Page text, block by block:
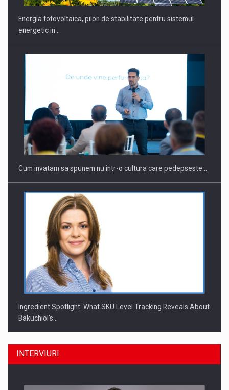
Webinar - Business Evolution-RETHINK STRATEGY-Finantare
Investitii Digitalizare
Energia fotovoltaica, pilon de stabilitate pentru sistemul
energetic in…
Cum invatam sa spunem nu intr-o cultura care pedepseste…
Ingredient Spotlight: What SKU Level Tracking Reveals About
Bakuchiol's…
INTERVIURI